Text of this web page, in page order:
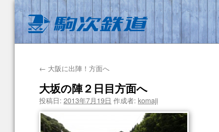
← 大阪に出陣！方面へ
大坂の陣２日目方面へ
投稿日: 2013年7月19日 作成者: komaji